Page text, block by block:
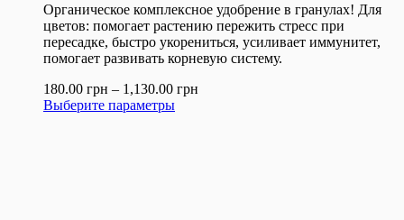
Органическое комплексное удобрение в гранулах! Для
цветов: помогает растению пережить стресс при
пересадке, быстро укорениться, усиливает иммунитет,
помогает развивать корневую систему.
180.00 грн – 1,130.00 грн
Выберите параметры